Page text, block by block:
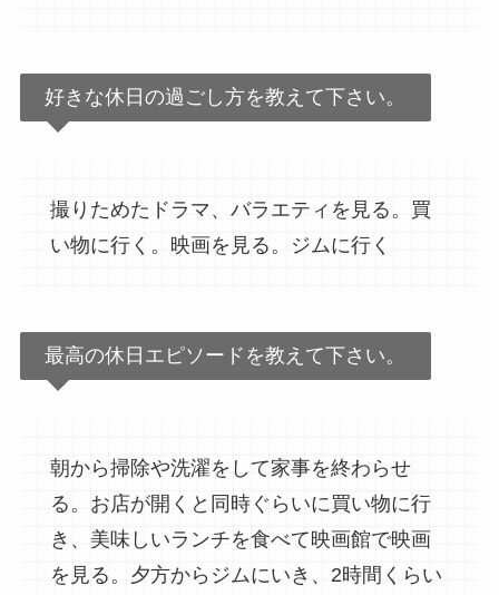
好きな休日の過ごし方を教えて下さい。
撮りためたドラマ、バラエティを見る。買
い物に行く。映画を見る。ジムに行く
最高の休日エピソードを教えて下さい。
朝から掃除や洗濯をして家事を終わらせ
る。お店が開くと同時ぐらいに買い物に行
き、美味しいランチを食べて映画館で映画
を見る。夕方からジムにいき、2時間くらい